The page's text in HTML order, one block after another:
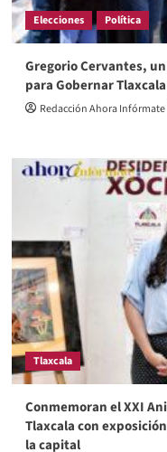
Elecciones Política
Gregorio Cervantes,
para Gobernar
Redacción Ahora Infórmate
Tlaxcala
Conmemoran el XXI
Tlaxcala con
la capital